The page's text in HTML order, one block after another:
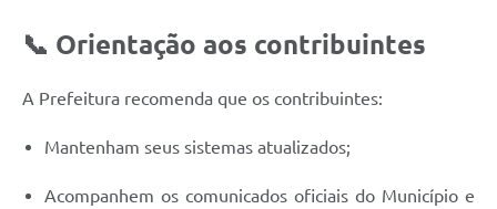
📞 Orientação aos contribuintes
A Prefeitura recomenda que os contribuintes:
Mantenham seus sistemas atualizados;
Acompanhem os comunicados oficiais do Município e